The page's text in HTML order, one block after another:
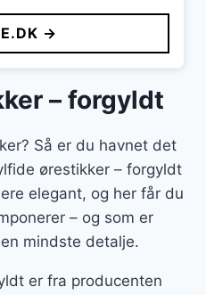
→
– forgyldt
Så er du havnet det
ørestikker – forgyldt
elegant, og her får du
– og som er
mindste detalje.
er fra producenten